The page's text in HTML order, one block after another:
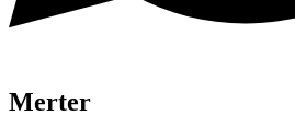
Merter